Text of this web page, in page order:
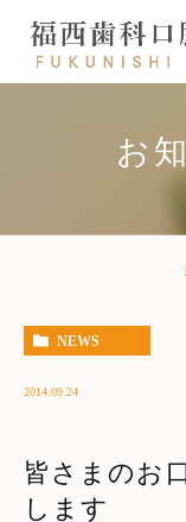
お
NEWS
2014.09.24
皆さまのお
します